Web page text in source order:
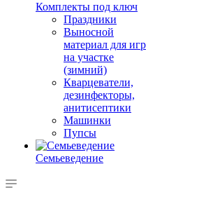
Комплекты под ключ
Праздники
Выносной
материал для игр
на участке
(зимний)
Кварцеватели,
дезинфекторы,
анитисептики
Машинки
Пупсы
Семьеведение